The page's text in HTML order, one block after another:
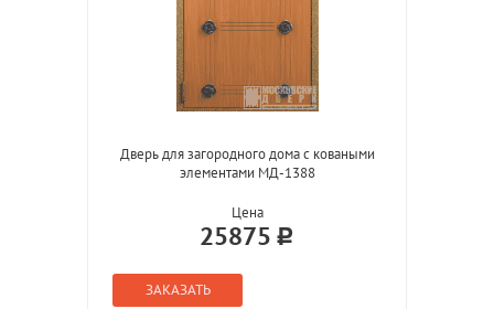
Дверь для загородного дома с коваными
элементами МД-1388
Цена
25875
ЗАКАЗАТЬ